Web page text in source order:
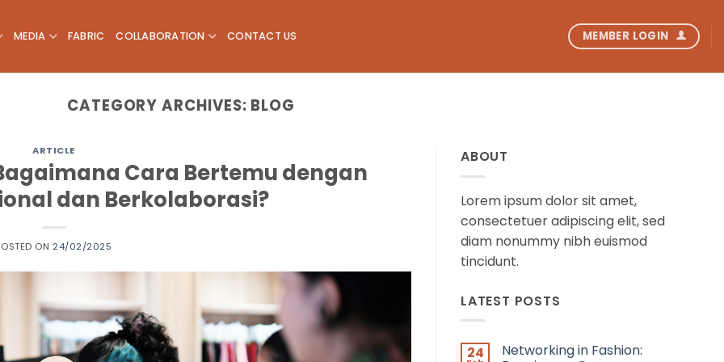
MEDIA FABRIC COLLABORATION CONTACT US MEMBER LOGIN
CATEGORY ARCHIVES: BLOG
ARTICLE
Cara Bertemu dengan
dan Berkolaborasi?
ON 24/02/2025
ABOUT
Lorem ipsum dolor sit amet,
consectetuer adipiscing elit, sed
diam nonummy nibh euismod
tincidunt.
LATEST POSTS
24
Networking in Fashion: